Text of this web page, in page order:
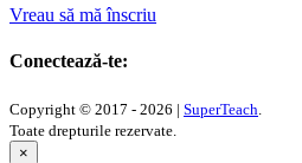
Vreau să mă înscriu
Conectează-te:
Copyright © 2017 - 2026 | SuperTeach
Toate drepturile rezervate.
×